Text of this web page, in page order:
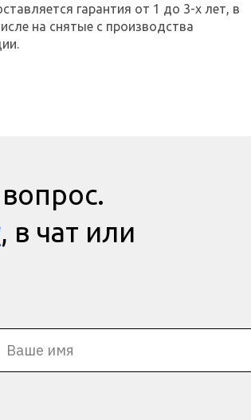
гарантия от 1 до 3-х лет, в
на снятые с производства
, в чат или